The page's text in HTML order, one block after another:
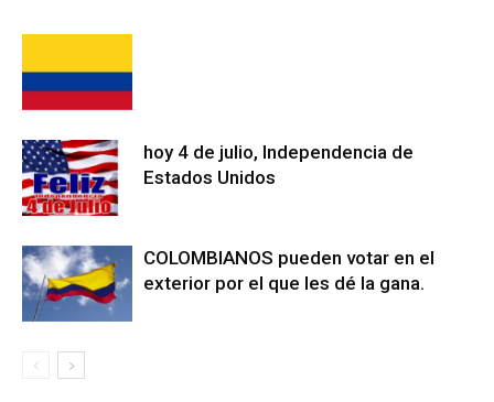
hoy 4 de julio, Independencia de
Estados Unidos
COLOMBIANOS pueden votar en el
exterior por el que les dé la gana.